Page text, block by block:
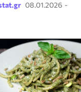
08.01.2026 -